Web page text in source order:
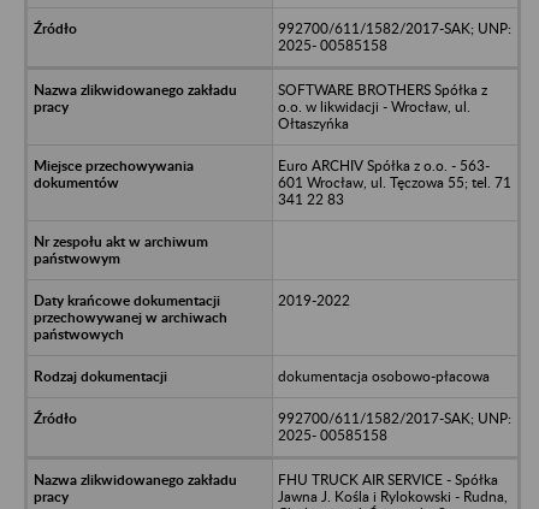
992700/611/1582/2017-SAK; UNP:
2025- 00585158
SOFTWARE BROTHERS Spółka z
o.o. w likwidacji - Wrocław, ul.
Ołtaszyńka
Euro ARCHIV Spółka z o.o. - 563-
601 Wrocław, ul. Tęczowa 55; tel. 71
341 22 83
2019-2022
dokumentacja osobowo-płacowa
992700/611/1582/2017-SAK; UNP:
2025- 00585158
FHU TRUCK AIR SERVICE - Spółka
Jawna J. Kośla i Rylokowski - Rudna,